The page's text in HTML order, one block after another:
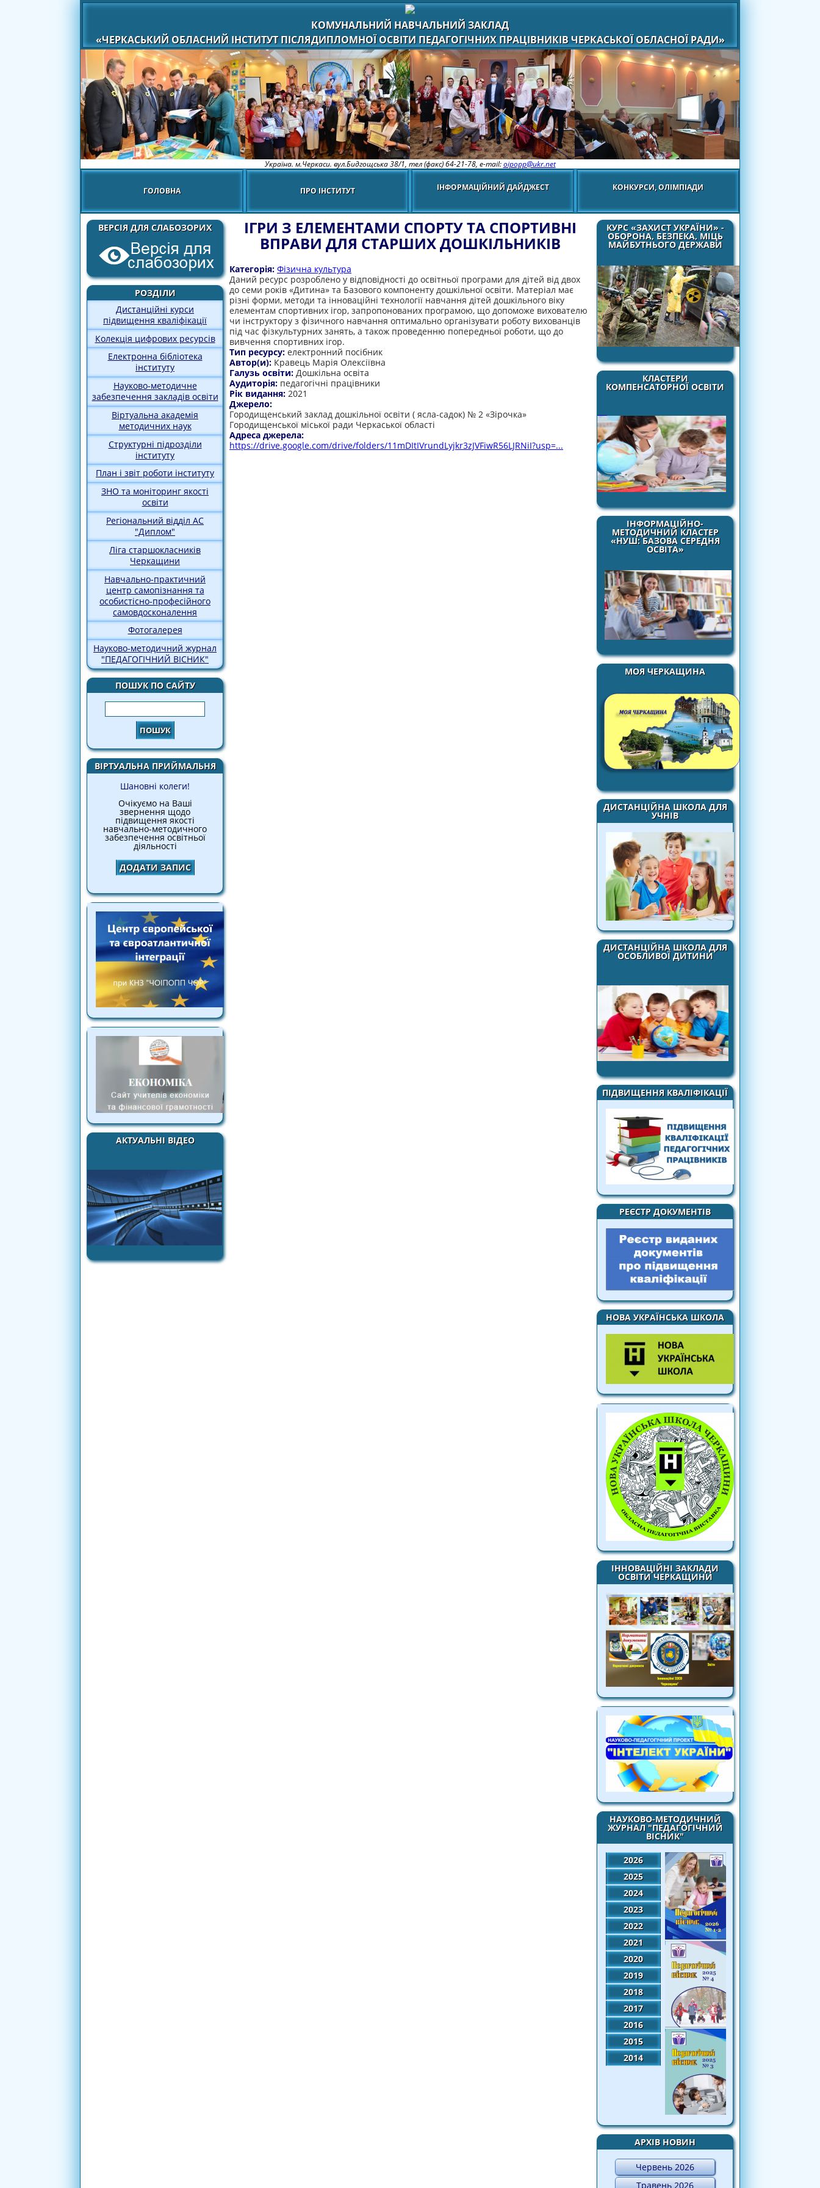
КОМУНАЛЬНИЙ НАВЧАЛЬНИЙ ЗАКЛАД
«ЧЕРКАСЬКИЙ ОБЛАСНИЙ ІНСТИТУТ ПІСЛЯДИПЛОМНОЇ ОСВІТИ ПЕДАГОГІЧНИХ ПРАЦІВНИКІВ ЧЕРКАСЬКОЇ ОБЛАСНОЇ РАДИ»
Україна. м.Черкаси. вул.Бидгощська 38/1, тел (факс) 64-21-78, e-mail:oipopp@ukr.net
ГОЛОВНА ПРО ІНСТИТУТ ІНФОРМАЦІЙНИЙ ДАЙДЖЕСТ КОНКУРСИ, ОЛІМПІАДИ
ВЕРСІЯ ДЛЯ СЛАБОЗОРИХ
РОЗДІЛИ
Дистанційні курси
підвищення кваліфікації
Колекція цифрових ресурсів
Електронна бібліотека
інституту
Науково-методичне
забезпечення закладів освіти
Віртуальна академія
методичних наук
Структурні підрозділи
інституту
План і звіт роботи інституту
ЗНО та моніторинг якості
освіти
Регіональний відділ АС
"Диплом"
Ліга старшокласників
Черкащини
Навчально-практичний
центр самопізнання та
особистісно-професійного
самовдосконалення
Фотогалерея
Науково-методичний журнал
"ПЕДАГОГІЧНИЙ ВІСНИК"
ПОШУК ПО САЙТУ
Пошук
ВІРТУАЛЬНА ПРИЙМАЛЬНЯ
Шановні колеги!
Очікуємо на Ваші
звернення щодо
підвищення якості
навчально-методичного
забезпечення освітньої
діяльності
ДОДАТИ ЗАПИС
АКТУАЛЬНІ ВІДЕО
КУРС «ЗАХИСТ УКРАЇНИ» -
ОБОРОНА, БЕЗПЕКА, МІЦЬ
МАЙБУТНЬОГО ДЕРЖАВИ
КЛАСТЕРИ
КОМПЕНСАТОРНОЇ ОСВІТИ
ІНФОРМАЦІЙНО-
МЕТОДИЧНИЙ КЛАСТЕР
«НУШ: БАЗОВА СЕРЕДНЯ
ОСВІТА»
МОЯ ЧЕРКАЩИНА
ДИСТАНЦІЙНА ШКОЛА ДЛЯ
УЧНІВ
ДИСТАНЦІЙНА ШКОЛА ДЛЯ
ОСОБЛИВОЇ ДИТИНИ
ПІДВИЩЕННЯ КВАЛІФІКАЦІЇ
РЕЄСТР ДОКУМЕНТІВ
НОВА УКРАЇНСЬКА ШКОЛА
ІННОВАЦІЙНІ ЗАКЛАДИ
ОСВІТИ ЧЕРКАЩИНИ
НАУКОВО-МЕТОДИЧНИЙ
ЖУРНАЛ "ПЕДАГОГІЧНИЙ
ВІСНИК"
2026
2025
2024
2023
2022
2021
2020
2019
2018
2017
2016
2015
2014
АРХІВ НОВИН
Червень 2026
Травень 2026
ІГРИ З ЕЛЕМЕНТАМИ СПОРТУ ТА СПОРТИВНІ
ВПРАВИ ДЛЯ СТАРШИХ ДОШКІЛЬНИКІВ
Категорія: Фізична культура
Даний ресурс розроблено у відповідності до освітньої програми для дітей від двох
до семи років «Дитина» та Базового компоненту дошкільної освіти. Матеріал має
різні форми, методи та інноваційні технології навчання дітей дошкільного віку
елементам спортивних ігор, запропонованих програмою, що допоможе вихователю
чи інструктору з фізичного навчання оптимально організувати роботу вихованців
під час фізкультурних занять, а також проведенню попередньої роботи, що до
вивчення спортивних ігор.
Тип ресурсу: електронний посібник
Автор(и): Кравець Марія Олексіївна
Галузь освіти: Дошкільна освіта
Аудиторія: педагогічні працівники
Рік видання: 2021
Джерело:
Городищенський заклад дошкільної освіти ( ясла-садок) № 2 «Зірочка»
Городищенської міської ради Черкаської області
Адреса джерела:
https://drive.google.com/drive/folders/11mDItIVrundLyjkr3zJVFiwR56LJRNiI?usp=...